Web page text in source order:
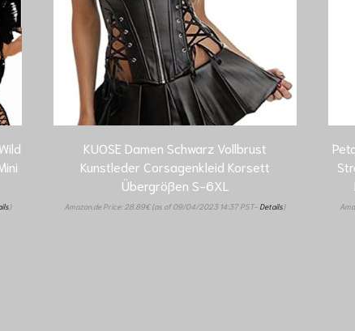
)
KUOSE Damen Schwarz Vollbrust
Kunstleder Corsagenkleid Korsett
Übergrößen S-6XL
Amazon.de Price: 28.89€(as of 09/04/2023 14:37 PST- Details)